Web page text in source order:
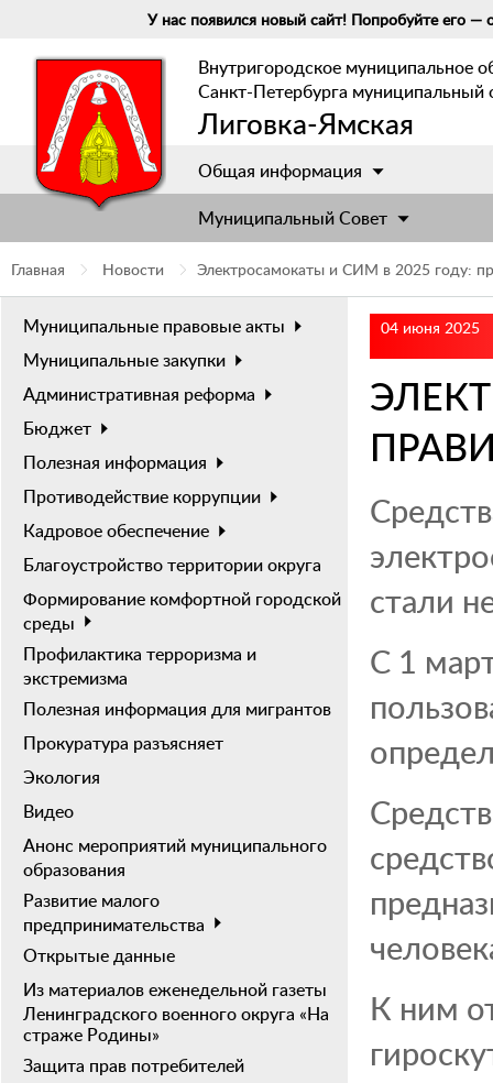
У нас появился новый сайт! Попробуйте его —
Внутригородское муниципальное
Санкт-Петербурга муниципальный
Лиговка-Ямская
Общая информация
Муниципальный Cовет
Главная Новости Электросамокаты и СИМ в 2025 году:
Муниципальные правовые акты
Муниципальные закупки
Административная реформа
Бюджет
Полезная информация
Противодействие коррупции
Кадровое обеспечение
Благоустройство территории округа
Формирование комфортной городской
среды
Профилактика терроризма и
экстремизма
Полезная информация для мигрантов
Прокуратура разъясняет
Экология
Видео
Анонс мероприятий муниципального
образования
Развитие малого
предпринимательства
Открытые данные
Из материалов еженедельной газеты
Ленинградского военного округа «На
страже Родины»
Защита прав потребителей
04 июня 2025
стали
С 1
К ним